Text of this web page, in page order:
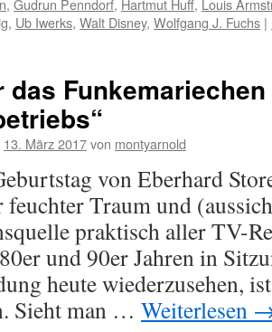
, Gudrun Penndorf, Hartmut Huff,
Louis
, Ub Iwerks, Walt Disney, Wolfgang J. Fuchs |
das
13. März 2017von montyarnold
von Eberhard
feuchter Traum und
praktisch aller TV-
und 90er Jahren in
heute wiederzusehen,
Sieht man … Weiterlesen